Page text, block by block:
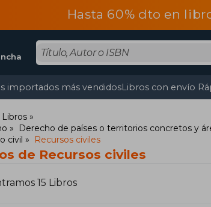
Hasta 60% dto en
importados más vendidosLibros con envío
Libros
Derecho de países o territorios concretos y
civil
Recursos civiles
de Recursos civiles
15 Libros